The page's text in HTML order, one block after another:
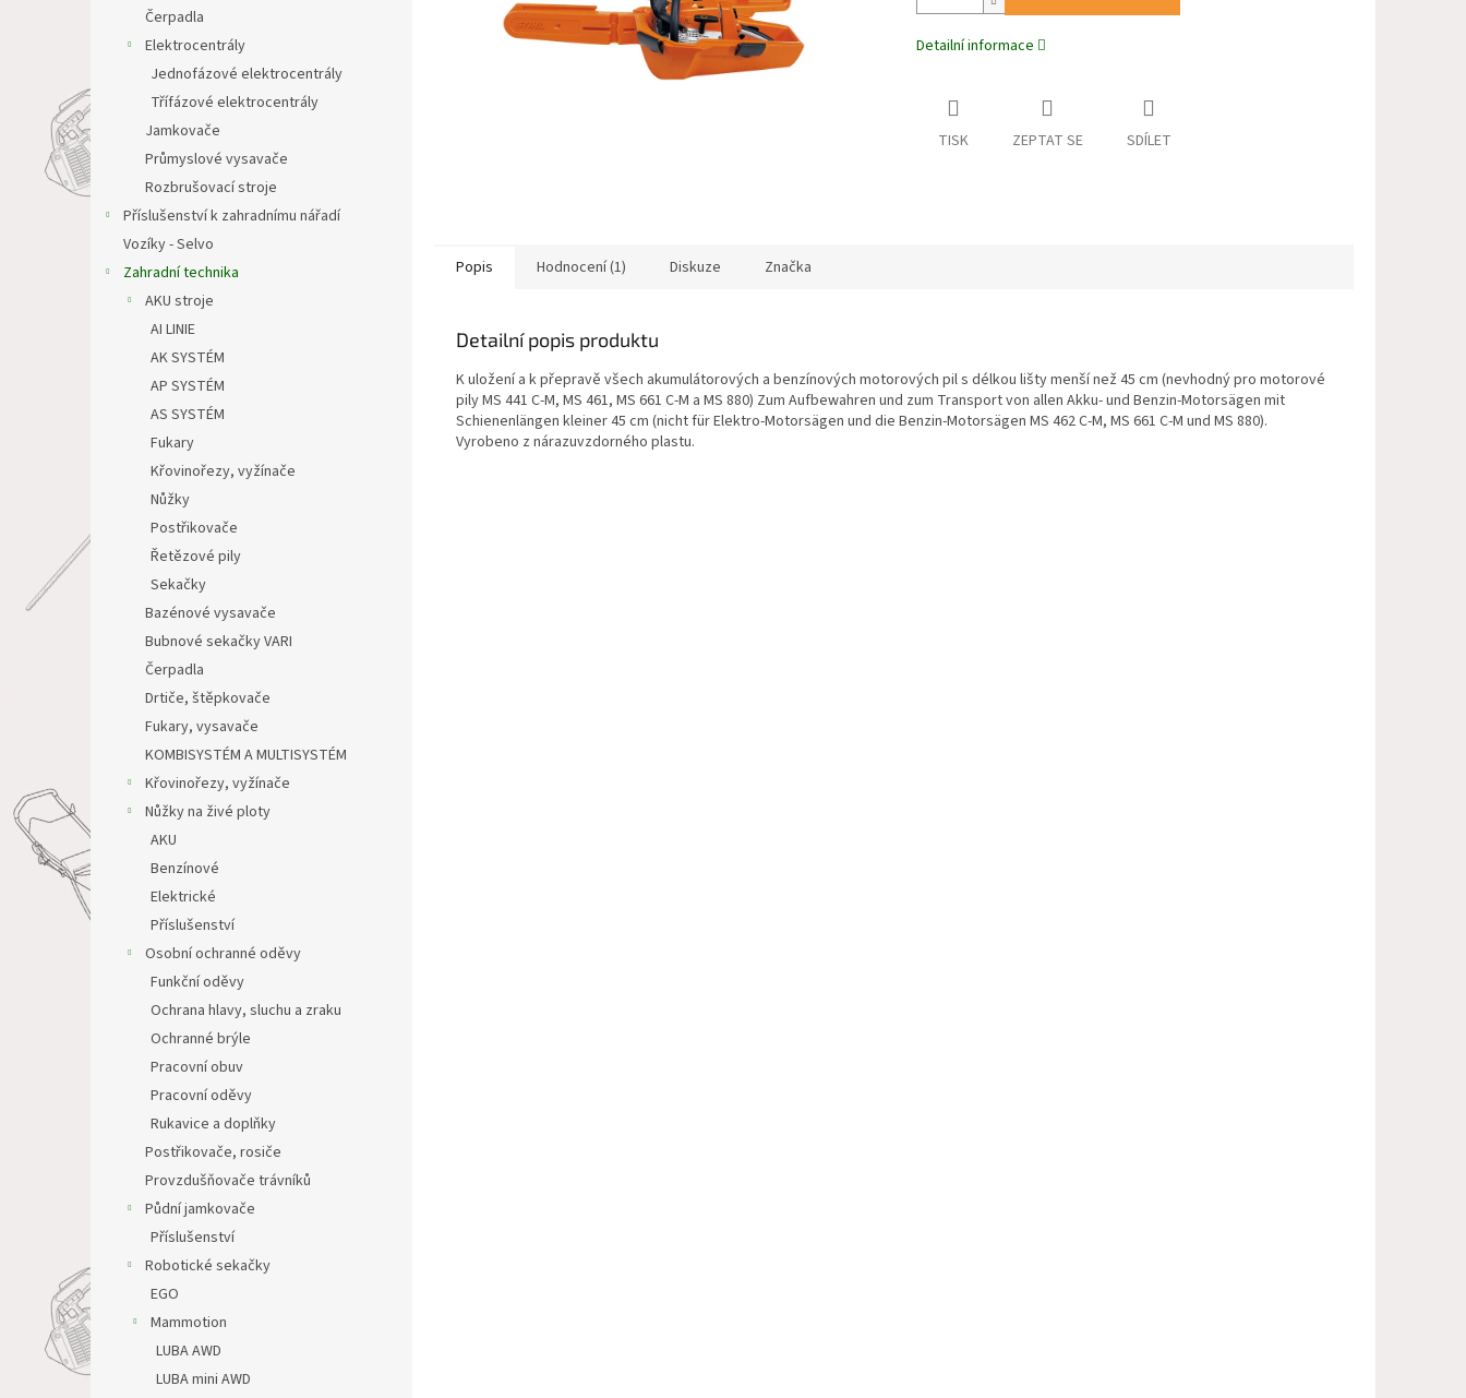
Čerpadla
Elektrocentrály
Jednofázové elektrocentrály
Třífázové elektrocentrály
Jamkovače
Průmyslové vysavače
Rozbrušovací stroje
Příslušenství k zahradnímu nářadí
Vozíky - Selvo
Zahradní technika
AKU stroje
AI LINIE
AK SYSTÉM
AP SYSTÉM
AS SYSTÉM
Fukary
Křovinořezy, vyžínače
Nůžky
Postřikovače
Řetězové pily
Sekačky
Bazénové vysavače
Bubnové sekačky VARI
Čerpadla
Drtiče, štěpkovače
Fukary, vysavače
KOMBISYSTÉM A MULTISYSTÉM
Křovinořezy, vyžínače
Nůžky na živé ploty
AKU
Benzínové
Elektrické
Příslušenství
Osobní ochranné oděvy
Funkční oděvy
Ochrana hlavy, sluchu a zraku
Ochranné brýle
Pracovní obuv
Pracovní oděvy
Rukavice a doplňky
Postřikovače, rosiče
Provzdušňovače trávníků
Půdní jamkovače
Příslušenství
Robotické sekačky
EGO
Mammotion
LUBA AWD
LUBA mini AWD
Detailní informace
TISK ZEPTAT SE SDÍLET
Popis Hodnocení (1) Diskuze Značka
Detailní popis produktu
K uložení a k přepravě všech akumulátorových a benzínových motorových pil s délkou lišty menší než 45 cm (nevhodný pro motorové
pily MS 441 C-M, MS 461, MS 661 C-M a MS 880) Zum Aufbewahren und zum Transport von allen Akku- und Benzin-Motorsägen mit
Schienenlängen kleiner 45 cm (nicht für Elektro-Motorsägen und die Benzin-Motorsägen MS 462 C-M, MS 661 C-M und MS 880).
Vyrobeno z nárazuvzdorného plastu.